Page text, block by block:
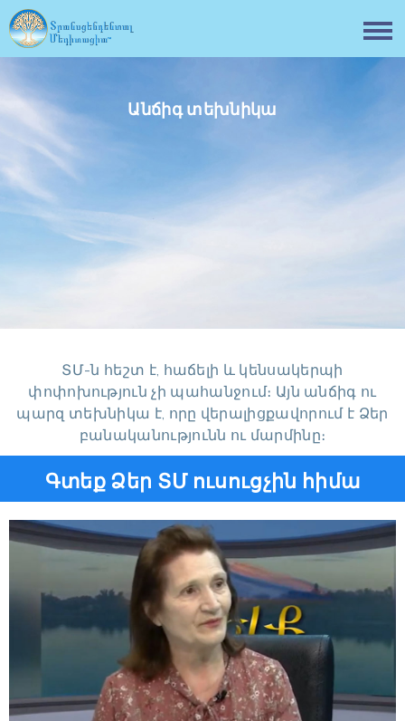
Անճիգ տեխնիկա
ՏՄ-ն հեշտ է, հաճելի և կենսակերպի
փոփոխություն չի պահանջում։ Այն անճիգ ու
պարզ տեխնիկա է, որը վերալիցքավորում է Ձեր
բանականությունն ու մարմինը։
Գտեք Ձեր ՏՄ ուսուցչին հիմա